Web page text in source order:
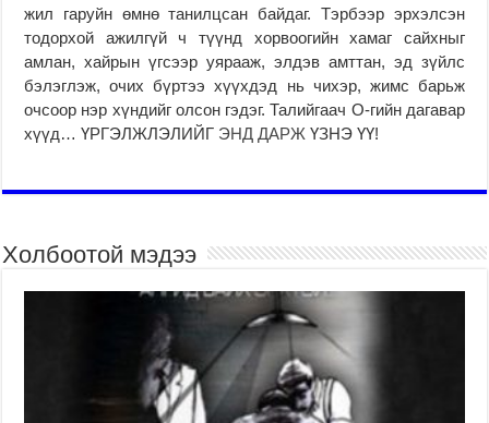
жил гаруйн өмнө танилцсан байдаг. Тэрбээр эрхэлсэн
тодорхой ажилгүй ч түүнд хорвоогийн хамаг сайхныг
амлан, хайрын үгсээр уярааж, элдэв амттан, эд зүйлс
бэлэглэж, очих бүртээ хүүхдэд нь чихэр, жимс барьж
очсоор нэр хүндийг олсон гэдэг. Талийгаач О-гийн дагавар
хүүд… ҮРГЭЛЖЛЭЛИЙГ ЭНД ДАРЖ ҮЗНЭ ҮҮ!
Холбоотой мэдээ